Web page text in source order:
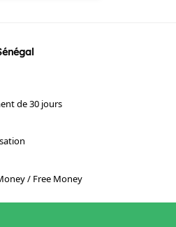
de 30 jours
/ Free Money